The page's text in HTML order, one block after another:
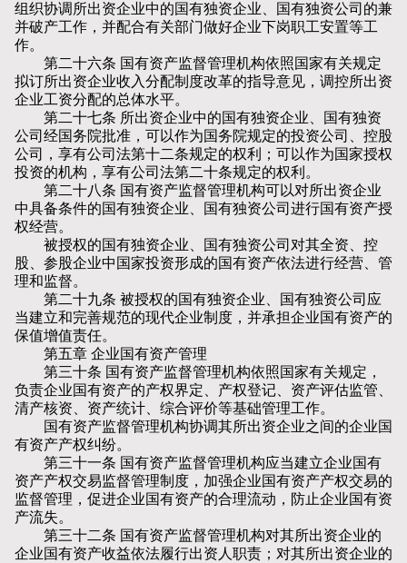
组织协调所出资企业中的国有独资企业、国有独资公司的兼
并破产工作，并配合有关部门做好企业下岗职工安置等工
作。
第二十六条 国有资产监督管理机构依照国家有关规定
拟订所出资企业收入分配制度改革的指导意见，调控所出资
企业工资分配的总体水平。
第二十七条 所出资企业中的国有独资企业、国有独资
公司经国务院批准，可以作为国务院规定的投资公司、控股
公司，享有公司法第十二条规定的权利；可以作为国家授权
投资的机构，享有公司法第二十条规定的权利。
第二十八条 国有资产监督管理机构可以对所出资企业
中具备条件的国有独资企业、国有独资公司进行国有资产授
权经营。
被授权的国有独资企业、国有独资公司对其全资、控
股、参股企业中国家投资形成的国有资产依法进行经营、管
理和监督。
第二十九条 被授权的国有独资企业、国有独资公司应
当建立和完善规范的现代企业制度，并承担企业国有资产的
保值增值责任。
第五章 企业国有资产管理
第三十条 国有资产监督管理机构依照国家有关规定，
负责企业国有资产的产权界定、产权登记、资产评估监管、
清产核资、资产统计、综合评价等基础管理工作。
国有资产监督管理机构协调其所出资企业之间的企业国
有资产产权纠纷。
第三十一条 国有资产监督管理机构应当建立企业国有
资产产权交易监督管理制度，加强企业国有资产产权交易的
监督管理，促进企业国有资产的合理流动，防止企业国有资
产流失。
第三十二条 国有资产监督管理机构对其所出资企业的
企业国有资产收益依法履行出资人职责；对其所出资企业的